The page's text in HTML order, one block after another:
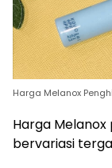
Harga Melanox
Harga
bervariasi